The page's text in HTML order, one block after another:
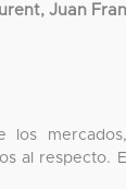
Juan
los
al respecto.